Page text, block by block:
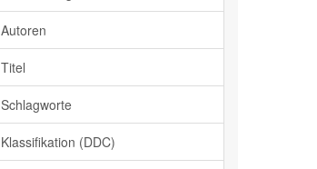
Autoren
Titel
Schlagworte
Klassifikation (DDC)